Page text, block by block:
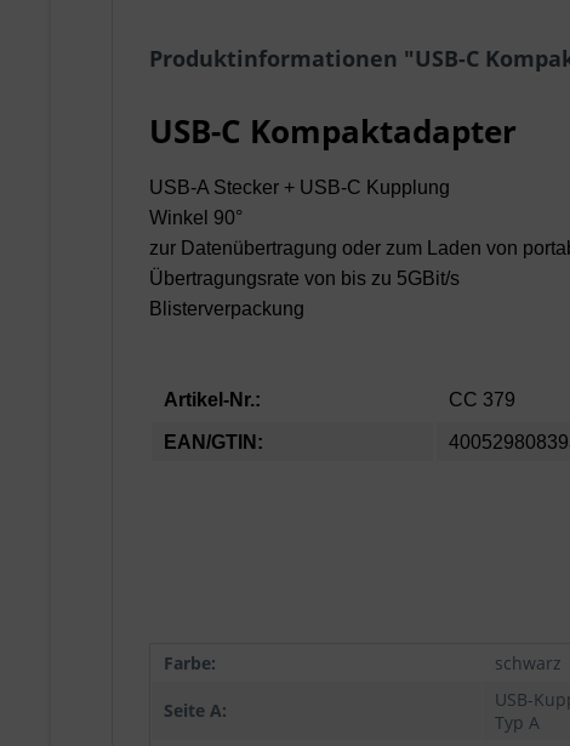
Produktinformationen "USB-C
USB-C Kompaktadapter
USB-A Stecker + USB-C Kupplung
Winkel 90°
zur Datenübertragung oder zum Laden von
Übertragungsrate von bis zu 5GBit/s
Blisterverpackung
Artikel-Nr.: CC 379
EAN/GTIN:
Farbe: schwarz
Seite A:
USB-
Typ A